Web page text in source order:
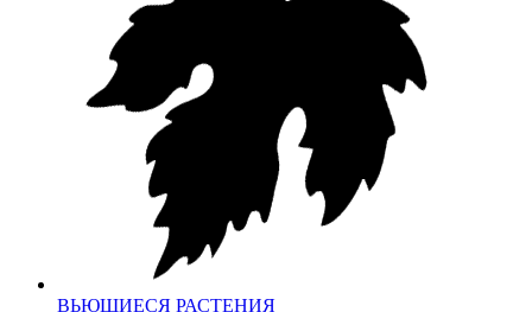
ВЬЮЩИЕСЯ РАСТЕНИЯ